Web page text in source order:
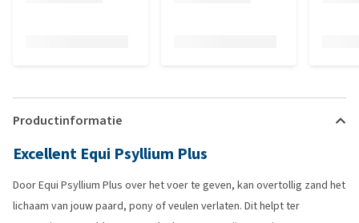
Productinformatie
Excellent Equi Psyllium Plus
Door Equi Psyllium Plus over het voer te geven, kan overtollig zand het
lichaam van jouw paard, pony of veulen verlaten. Dit helpt ter